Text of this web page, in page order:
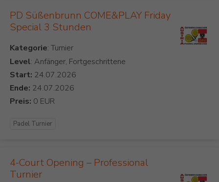
PD Süßenbrunn COME&PLAY Friday
Special 3 Stunden
Kategorie
Level: Anfänger, Fortgeschrittene
Start:
Ende:
Preis:
Padel Turnier
4-Court Opening – Professional
Turnier